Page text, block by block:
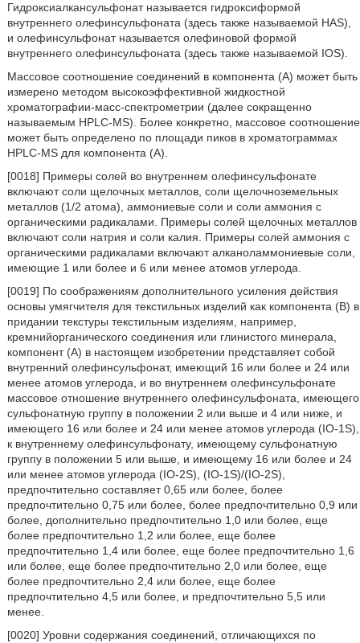
Гидроксиалкансульфонат называется гидроксиформой
внутреннего олефинсульфоната (здесь также называемой HAS),
и олефинсульфонат называется олефиновой формой
внутреннего олефинсульфоната (здесь также называемой IOS).
Массовое соотношение соединений в компонента (А) может быть
измерено методом высокоэффективной жидкостной
хроматографии-масс-спектрометрии (далее сокращенно
называемым HPLC-MS). Более конкретно, массовое соотношение
может быть определено по площади пиков в хроматограммах
HPLC-MS для компонента (А).
[0018] Примеры солей во внутреннем олефинсульфонате
включают соли щелочных металлов, соли щелочноземельных
металлов (1/2 атома), аммониевые соли и соли аммония с
органическими радикалами. Примеры солей щелочных металлов
включают соли натрия и соли калия. Примеры солей аммония с
органическими радикалами включают алканоламмониевые соли,
имеющие 1 или более и 6 или менее атомов углерода.
[0019] По соображениям дополнительного усиления действия
основы умягчителя для текстильных изделий как компонента (В) в
придании текстуры текстильным изделиям, например,
кремнийорганического соединения или глинистого минерала,
компонент (А) в настоящем изобретении представляет собой
внутренний олефинсульфонат, имеющий 16 или более и 24 или
менее атомов углерода, и во внутреннем олефинсульфонате
массовое отношение внутреннего олефинсульфоната, имеющего
сульфонатную группу в положении 2 или выше и 4 или ниже, и
имеющего 16 или более и 24 или менее атомов углерода (IO-1S),
к внутреннему олефинсульфонату, имеющему сульфонатную
группу в положении 5 или выше, и имеющему 16 или более и 24
или менее атомов углерода (IO-2S), (IO-1S)/(IO-2S),
предпочтительно составляет 0,65 или более, более
предпочтительно 0,75 или более, более предпочтительно 0,9 или
более, дополнительно предпочтительно 1,0 или более, еще
более предпочтительно 1,2 или более, еще более
предпочтительно 1,4 или более, еще более предпочтительно 1,6
или более, еще более предпочтительно 2,0 или более, еще
более предпочтительно 2,4 или более, еще более
предпочтительно 4,5 или более, и предпочтительно 5,5 или
менее.
[0020] Уровни содержания соединений, отличающихся по